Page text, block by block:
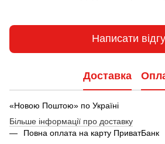
Написати
Доставка
«Новою Поштою» по Україні
Більше інформації про доставку
Повна оплата на карту ПриватБанк